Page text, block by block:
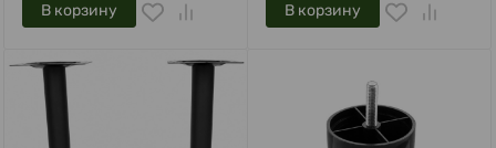
В корзину В корзину